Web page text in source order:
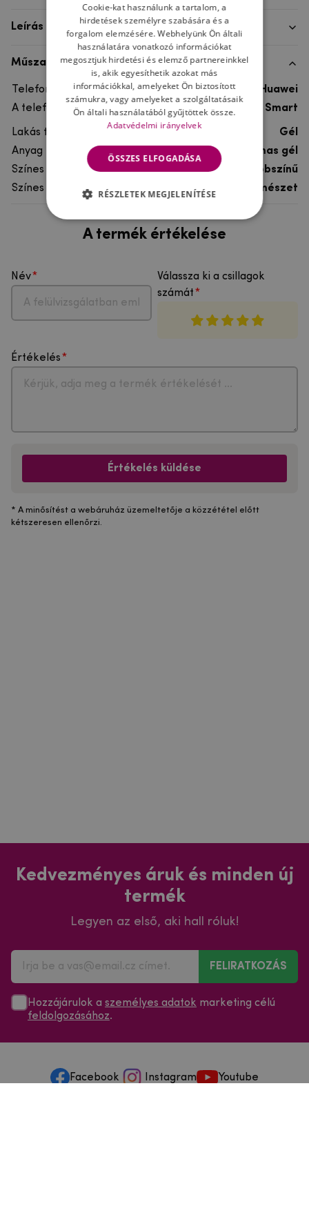
Leírás
Műszaki adatok
Telefon márka
Huawei
A telefonmodellhez
Huawei P Smart
Lakás típusa
Gél
Anyag
rugalmas gél
Színes
többszínű
Színes motívum
Természet
A termék értékelése
Név
Válassza ki a csillagok
számát
Értékelés
Értékelés küldése
* A minősítést a webáruház üzemeltetője a közzététel előtt
kétszeresen ellenőrzi.
Kedvezményes áruk és minden új
termék
Legyen az első, aki hall róluk!
FELIRATKOZÁS
Hozzájárulok a személyes adatok marketing célú
feldolgozásához.
Facebook Instagram Youtube
Cookie-kat használunk a tartalom, a
hirdetések személyre szabására és a
forgalom elemzésére. Webhelyünk Ön általi
használatára vonatkozó információkat
megosztjuk hirdetési és elemző partnereinkkel
is, akik egyesíthetik azokat más
információkkal, amelyeket Ön biztosított
számukra, vagy amelyeket a szolgáltatásaik
Ön általi használatából gyűjtöttek össze.
Adatvédelmi irányelvek
ÖSSZES ELFOGADÁSA
RÉSZLETEK MEGJELENÍTÉSE